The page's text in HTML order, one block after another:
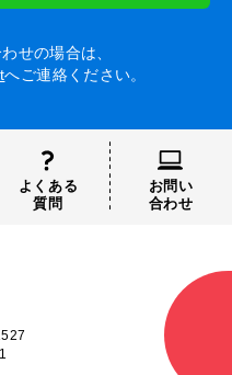
せの場合は、
へご連絡ください。
よくある
質問
お問い
合わせ